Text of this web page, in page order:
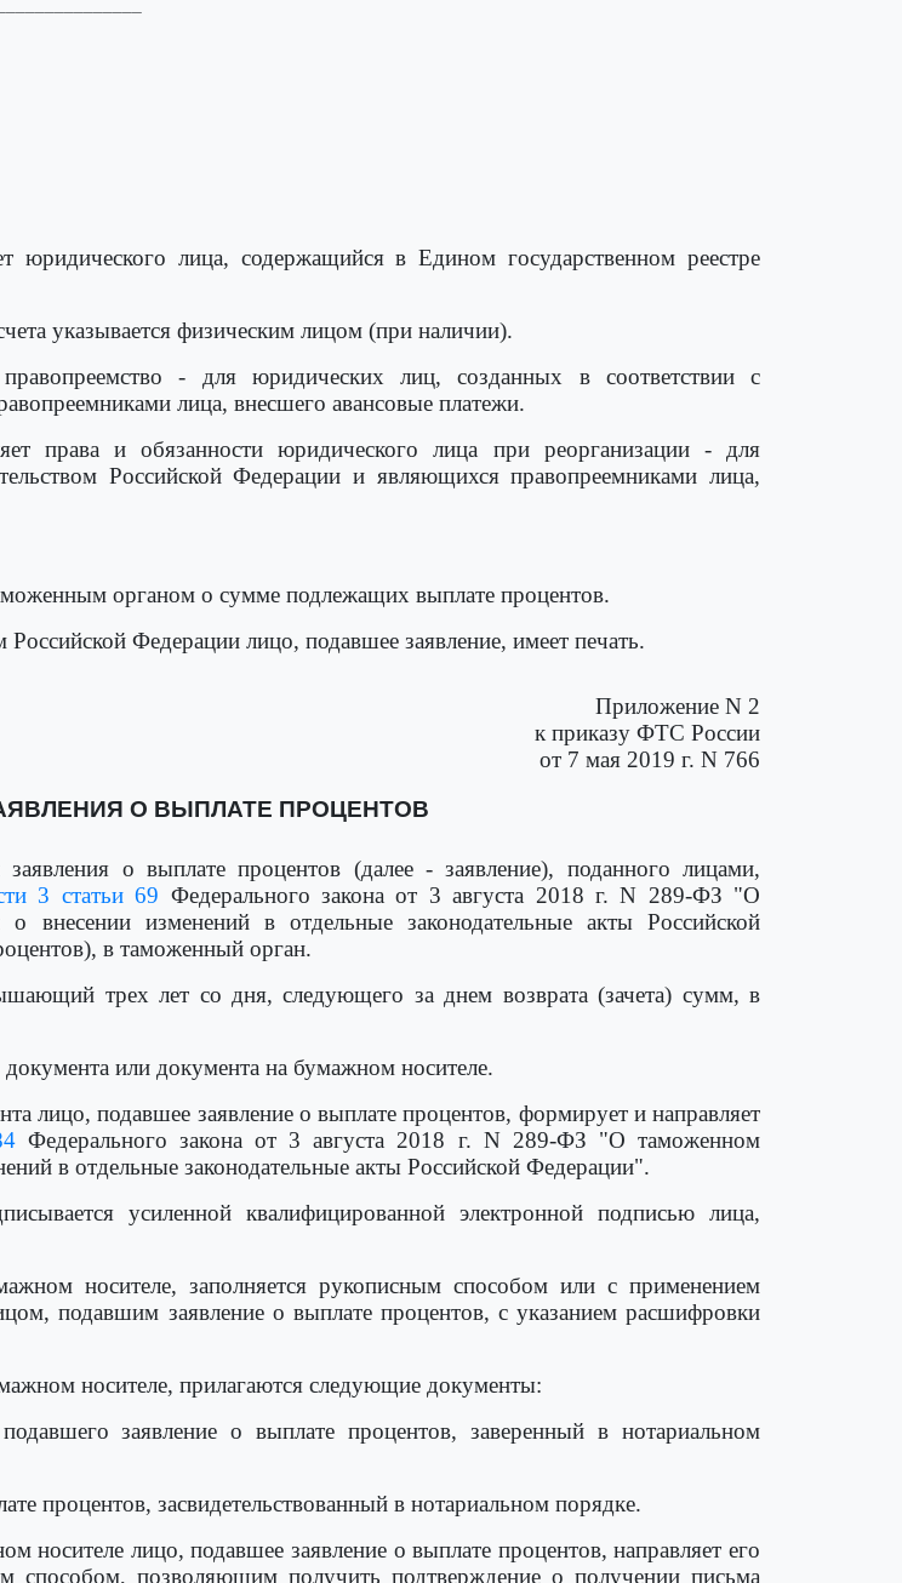
лица, содержащийся в Едином государственном реестре
указывается физическим лицом (при наличии).
- для юридических лиц, созданных в соответствии с
лица, внесшего авансовые платежи.
права и обязанности юридического лица при реорганизации - для
Российской Федерации и являющихся правопреемниками лица,
органом о сумме подлежащих выплате процентов.
Федерации лицо, подавшее заявление, имеет печать.
Приложение N 2
к приказу ФТС России
от 7 мая 2019 г. N 766
О ВЫПЛАТЕ ПРОЦЕНТОВ
о выплате процентов (далее - заявление), поданного лицами,
3 статьи 69 Федерального закона от 3 августа 2018 г. N 289-ФЗ "О
внесении изменений в отдельные законодательные акты Российской
в таможенный орган.
трех лет со дня, следующего за днем возврата (зачета) сумм, в
или документа на бумажном носителе.
лицо, подавшее заявление о выплате процентов, формирует и направляет
Федерального закона от 3 августа 2018 г. N 289-ФЗ "О таможенном
в отдельные законодательные акты Российской Федерации".
усиленной квалифицированной электронной подписью лица,
носителе, заполняется рукописным способом или с применением
подавшим заявление о выплате процентов, с указанием расшифровки
носителе, прилагаются следующие документы:
заявление о выплате процентов, заверенный в нотариальном
процентов, засвидетельствованный в нотариальном порядке.
носителе лицо, подавшее заявление о выплате процентов, направляет его
позволяющим получить подтверждение о получении письма